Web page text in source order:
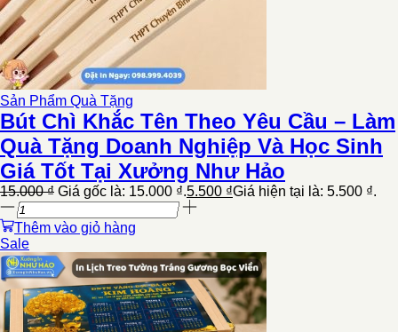
Sản Phẩm Quà Tặng
Bút Chì Khắc Tên Theo Yêu Cầu – Làm
Quà Tặng Doanh Nghiệp Và Học Sinh
Giá Tốt Tại Xưởng Như Hảo
15.000₫ Giá gốc là: 15.000 ₫.5.500 ₫Giá hiện tại là: 5.500 ₫.
Thêm vào giỏ hàng
Sale